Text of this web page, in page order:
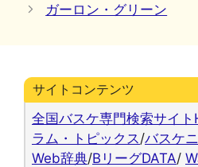
リ
ガーロン・グリーン
サイトコンテンツ
全国バスケ専門検索サイト
ラム・トピックス /バスケ
Web辞典/BリーグDATA/